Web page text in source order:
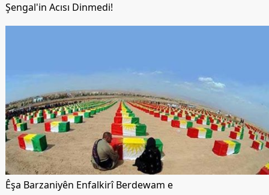
Şengal'in Acısı Dinmedi!
Êşa Barzaniyên Enfalkirî Berdewam e